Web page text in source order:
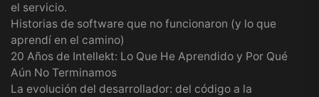
el servicio.
Historias de software que no funcionaron (y lo que
aprendí en el camino)
20 Años de Intellekt: Lo Que He Aprendido y Por Qué
Aún No Terminamos
La evolución del desarrollador: del código a la